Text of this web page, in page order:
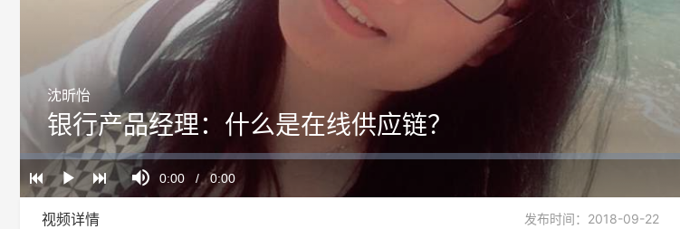
Video
Play
Mute
Current
0:00 / Duration
0:00
Loaded:
0%
Progress:
0%
沈昕怡
银行产品经理：什么是在线供应链？
视频详情 发布时间：2018-09-22